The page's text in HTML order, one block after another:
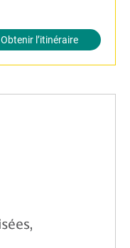
Obtenir l’itinéraire